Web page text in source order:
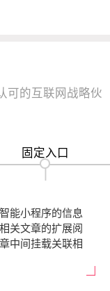
可的互联网战略伙
固定入口
能小程序的信息
关文章的扩展阅
中间挂载关联相